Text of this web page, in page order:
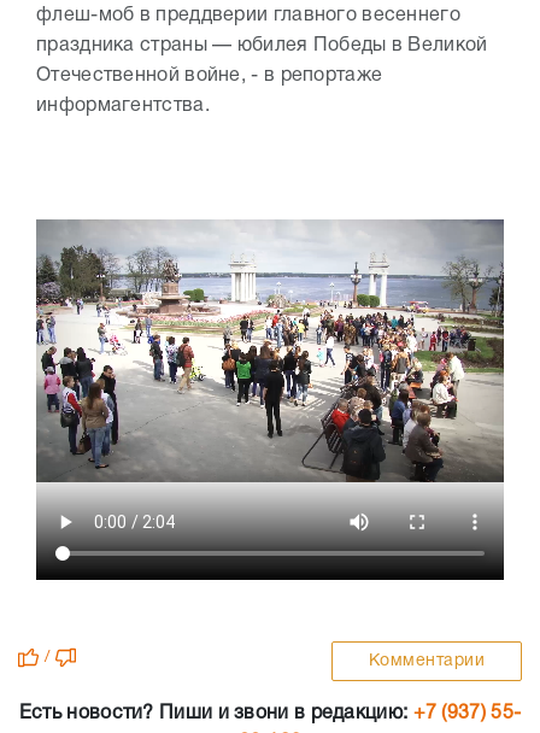
флеш-моб в преддверии главного весеннего
праздника страны — юбилея Победы в Великой
Отечественной войне, - в репортаже
информагентства.
/ Комментарии
Есть новости? Пиши и звони в редакцию: +7 (937) 55-